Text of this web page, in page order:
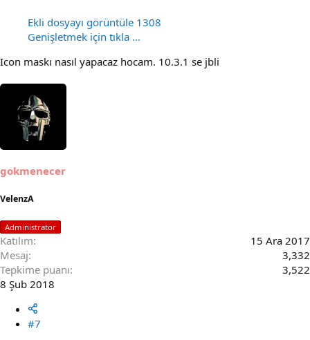
Ekli dosyayı görüntüle 1308
Genişletmek için tıkla ...
Icon maskı nasıl yapacaz hocam. 10.3.1 se jbli
gokmenecer
VelenzA
Administrator
Katılım
15 Ara 2017
Mesaj
3,332
Tepkime puanı
3,522
8 Şub 2018
#7